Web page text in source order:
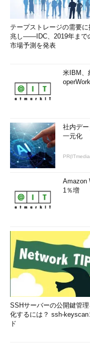
テープストレージの需要
兆し――IDC、2019年まで
市場予測を発表
米IBM、
社内デ
一元化
Amazon
1％増
SSHサーバーの公開鍵管
化するには？ ssh-keyscan
ド